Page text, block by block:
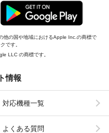
他の国や地域におけるApple Inc.の商標で
です。
LLC の商標です。
情報
対応機種一覧
よくある質問